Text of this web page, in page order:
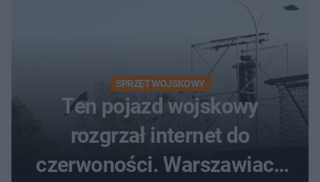
SPRZĘT WOJSKOWY
Ten pojazd wojskowy
rozgrzał internet do
czerwoności. Warszawiacy